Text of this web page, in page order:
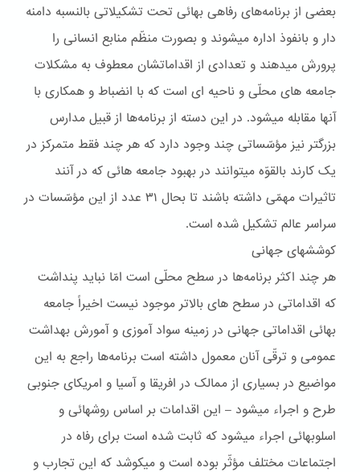
بعضی از برنامه‌های رفاهی بهائی تحت تشکيلاتی بالنسبه دامنه
دار و بانفوذ اداره ميشوند و بصورت منظّم منابع انسانی را
پرورش ميدهند و تعدادی از اقداماتشان معطوف به مشکلات
جامعه های محلّی و ناحيه ای است که با انضباط و همکاری با
آنها مقابله ميشود. در اين دسته از برنامه‌ها از قبيل مدارس
بزرگتر نيز مؤسّساتی چند وجود دارد که هر چند فقط متمرکز در
يک کارند بالقوّه ميتوانند در بهبود جامعه هائی که در آنند
تاثيرات مهمّی داشته باشند تا بحال ۳۱ عدد از اين مؤسّسات در
سراسر عالم تشکيل شده است.
کوششهاى جهانى
هر چند اکثر برنامه‌ها در سطح محلّی است امّا نبايد پنداشت
که اقداماتی در سطح های بالاتر موجود نيست اخيراً جامعه
بهائی اقداماتی جهانی در زمينه سواد آموزی و آمورش بهداشت
عمومی و ترقّی آنان معمول داشته است برنامه‌ها راجع به اين
مواضيع در بسياری از ممالک در افريقا و آسيا و امريکای جنوبی
طرح و اجراء ميشود – اين اقدامات بر اساس روشهائی و
اسلوبهائی اجراء ميشود که ثابت شده است برای رفاه در
اجتماعات مختلف مؤثّر بوده است و ميکوشد که اين تجارب و